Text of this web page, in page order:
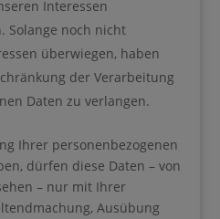
Interessen
Solange noch nicht
überwiegen, haben
der Verarbeitung
Daten zu verlangen.
Ihrer personenbezogenen
dürfen diese Daten – von
– nur mit Ihrer
Ausübung